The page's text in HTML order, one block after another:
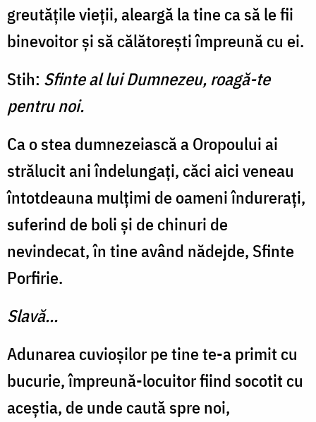
greutățile vieții, aleargă la tine ca să le fii
binevoitor și să călătorești împreună cu ei.
Stih: Sfinte al lui Dumnezeu, roagă-te
pentru noi.
Ca o stea dumnezeiască a Oropoului ai
strălucit ani îndelungați, căci aici veneau
întotdeauna mulțimi de oameni îndurerați,
suferind de boli și de chinuri de
nevindecat, în tine având nădejde, Sfinte
Porfirie.
Slavă...
Adunarea cuvioșilor pe tine te-a primit cu
bucurie, împreună-locuitor fiind socotit cu
aceștia, de unde caută spre noi,